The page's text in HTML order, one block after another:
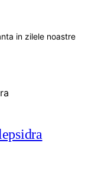
in zilele noastre